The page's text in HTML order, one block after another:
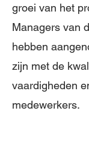
groei van het
Managers van
hebben
zijn met de
vaardigheden
medewerkers.